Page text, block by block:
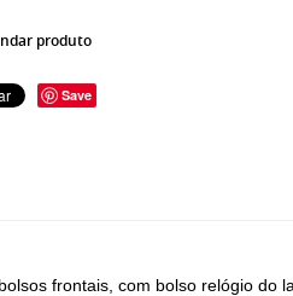
produto
Save
frontais, com bolso relógio do